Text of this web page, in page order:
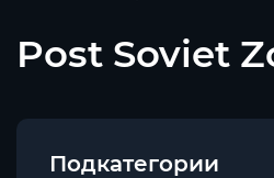
Post Soviet
Подкатегории